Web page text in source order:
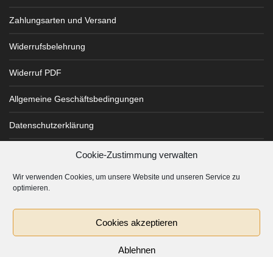
Cookie-Zustimmung verwalten
Wir verwenden Cookies, um unsere Website und unseren Service zu
optimieren.
Cookies akzeptieren
Ablehnen
Zahlungsarten und Versand
Widerrufsbelehrung
Widerruf PDF
Allgemeine Geschäftsbedingungen
Datenschutzerklärung
Cookie-Richtlinie (EU)